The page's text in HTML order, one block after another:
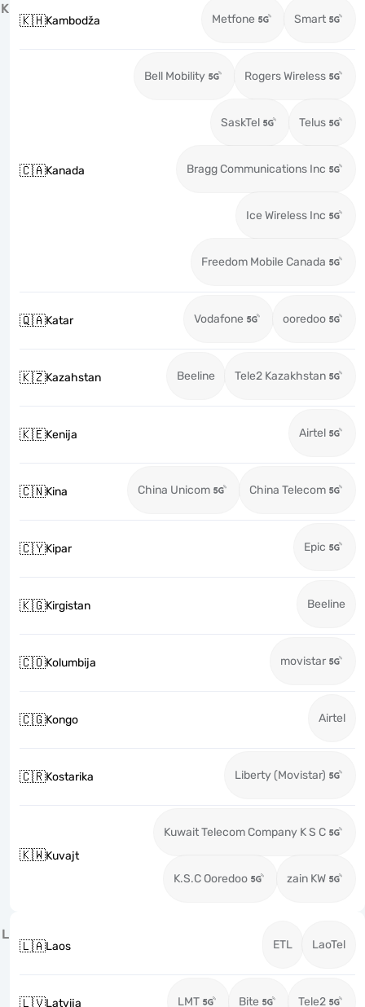
K
🇰🇭Kambodža Metfone Smart
🇨🇦Kanada
Bell Mobility Rogers Wireless
SaskTel Telus
Bragg Communications Inc
Ice Wireless Inc
Freedom Mobile Canada
🇶🇦Katar Vodafone ooredoo
🇰🇿Kazahstan Beeline Tele2 Kazakhstan
🇰🇪Kenija Airtel
🇨🇳Kina China Unicom China Telecom
🇨🇾Kipar Epic
🇰🇬Kirgistan Beeline
🇨🇴Kolumbija movistar
🇨🇬Kongo Airtel
🇨🇷Kostarika Liberty (Movistar)
🇰🇼Kuvajt
Kuwait Telecom Company K S C
K.S.C Ooredoo zain KW
L
🇱🇦Laos ETL LaoTel
🇱🇻Latvija LMT Bite Tele2